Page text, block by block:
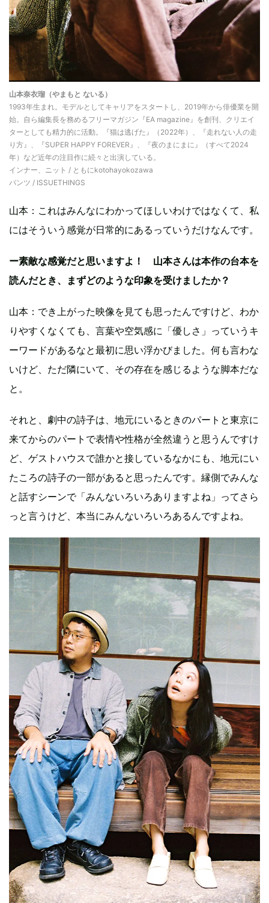
山本奈衣瑠（やまもと ないる）
1993年生まれ。モデルとしてキャリアをスタートし、2019年から俳優業を開
始。自ら編集長を務めるフリーマガジン『EA magazine』を創刊、クリエイ
ターとしても精力的に活動。『猫は逃げた』（2022年）、『走れない人の走
り方』、『SUPER HAPPY FOREVER』、『夜のまにまに』（すべて2024
年）など近年の注目作に続々と出演している。
インナー、ニット / ともにkotohayokozawa
パンツ / ISSUETHINGS
山本：これはみんなにわかってほしいわけではなくて、私
にはそういう感覚が日常的にあるっていうだけなんです。
ー素敵な感覚だと思いますよ！ 山本さんは本作の台本を
読んだとき、まずどのような印象を受けましたか？
山本：でき上がった映像を見ても思ったんですけど、わか
りやすくなくても、言葉や空気感に「優しさ」っていうキ
ーワードがあるなと最初に思い浮かびました。何も言わな
いけど、ただ隣にいて、その存在を感じるような脚本だな
と。
それと、劇中の詩子は、地元にいるときのパートと東京に
来てからのパートで表情や性格が全然違うと思うんですけ
ど、ゲストハウスで誰かと接しているなかにも、地元にい
たころの詩子の一部があると思ったんです。縁側でみんな
と話すシーンで「みんないろいろありますよね」ってさら
っと言うけど、本当にみんないろいろあるんですよね。